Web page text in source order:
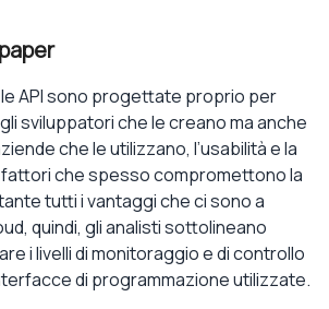
API sono progettate proprio per
sviluppatori che le creano ma anche
che le utilizzano, l’usabilità e la
che spesso compromettono la
tutti i vantaggi che ci sono a
quindi, gli analisti sottolineano
i livelli di monitoraggio e di controllo
di programmazione utilizzate.